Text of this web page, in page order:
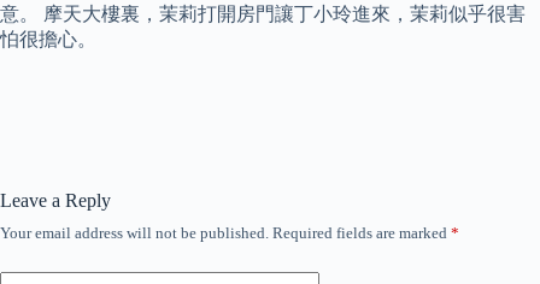
意。 摩天大樓裏，茉莉打開房門讓丁小玲進來，茉莉似乎很害
怕很擔心。
Leave a Reply
Your email address will not be published. Required fields are marked *